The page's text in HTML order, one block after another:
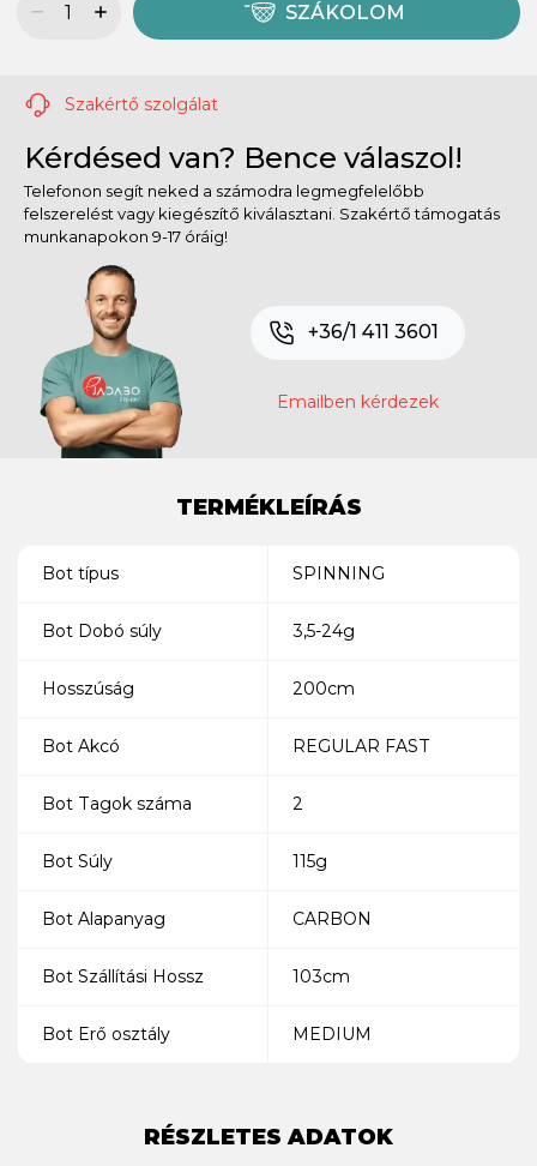
SZÁKOLOM
Szakértő szolgálat
Kérdésed van? Bence válaszol!
Telefonon segít neked a számodra legmegfelelőbb
felszerelést vagy kiegészítő kiválasztani. Szakértő támogatás
munkanapokon 9-17 óráig!
+36/1 411 3601
Emailben kérdezek
TERMÉKLEÍRÁS
Bot típus SPINNING
Bot Dobó súly 3,5-24g
Hosszúság 200cm
Bot Akcó REGULAR FAST
Bot Tagok száma 2
Bot Súly 115g
Bot Alapanyag CARBON
Bot Szállítási Hossz 103cm
Bot Erő osztály MEDIUM
RÉSZLETES ADATOK